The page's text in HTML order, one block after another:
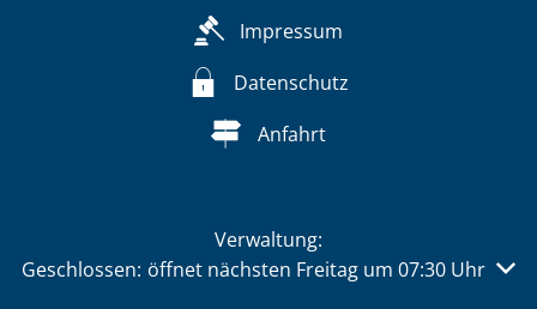
Impressum
Datenschutz
Anfahrt
Verwaltung:
Klicken, um weitere Öffnungs- oder Schließzeiten
Geschlossen: öffnet nächsten Freitag um 07:30 Uhr